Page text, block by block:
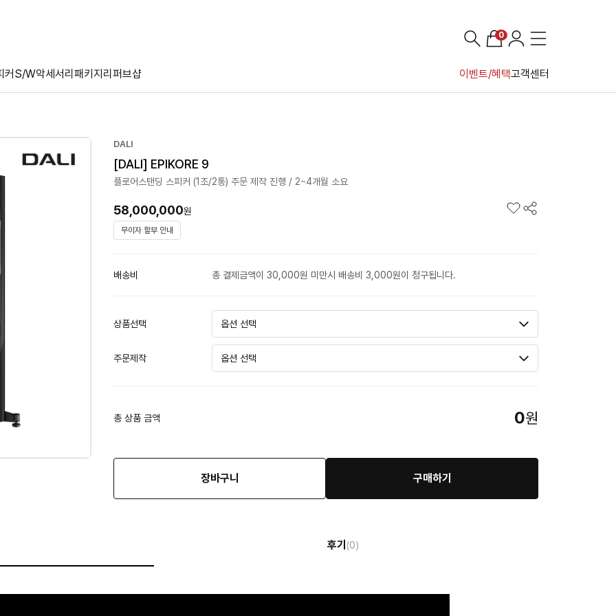
커S/W악세서리 패키지리퍼브샵 이벤트/혜택고객센터
0
DALI
[DALI] EPIKORE 9
플로어스탠딩 스피커 (1조/2통) 주문 제작 진행 / 2~4개월 소요
58,000,000원
무이자 할부 안내
배송비 총 결제금액이 30,000원 미만시 배송비 3,000원이 청구됩니다.
상품선택
주문제작
총 상품 금액 0원
장바구니 구매하기
후기 (0)